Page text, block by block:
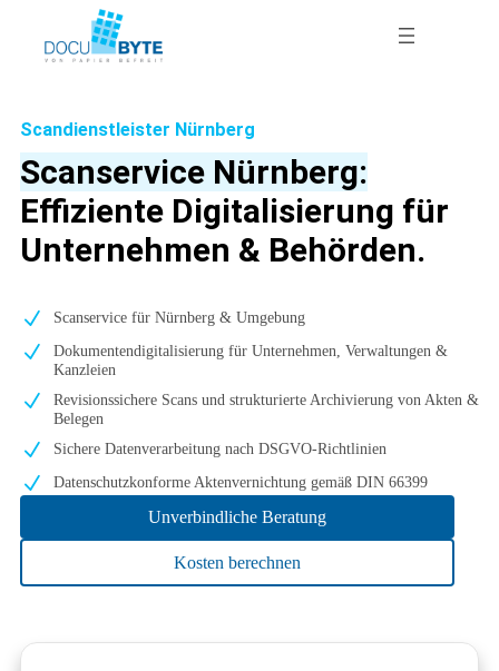
springen
Scandienstleister Nürnberg
Scanservice Nürnberg:
Effiziente Digitalisierung für
Unternehmen & Behörden.
Scanservice für Nürnberg & Umgebung
Dokumentendigitalisierung für Unternehmen, Verwaltungen &
Kanzleien
Revisionssichere Scans und strukturierte Archivierung von Akten &
Belegen
Sichere Datenverarbeitung nach DSGVO-Richtlinien
Datenschutzkonforme Aktenvernichtung gemäß DIN 66399
Unverbindliche Beratung
Kosten berechnen
Formular überspringen